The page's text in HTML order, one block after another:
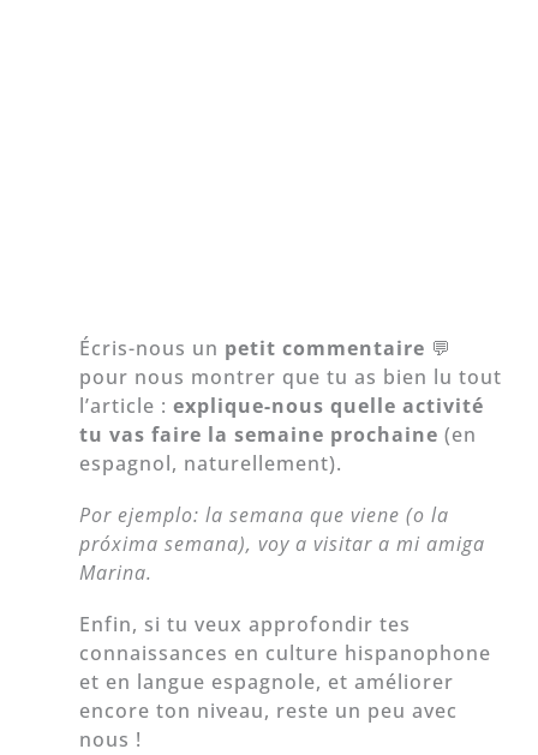
Écris-nous un petit commentaire 💬
pour nous montrer que tu as bien lu tout
l’article :explique-nous quelle activité
tu vas faire la semaine prochaine (en
espagnol, naturellement).
Por ejemplo: la semana que viene (o la
próxima semana), voy a visitar a mi amiga
Marina.
Enfin, si tu veux approfondir tes
connaissances en culture hispanophone
et en langue espagnole, et améliorer
encore ton niveau, reste un peu avec
nous !